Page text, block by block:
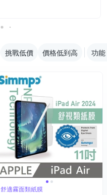
挑戰低價 價格低到高 功能
舒適霧面類紙膜